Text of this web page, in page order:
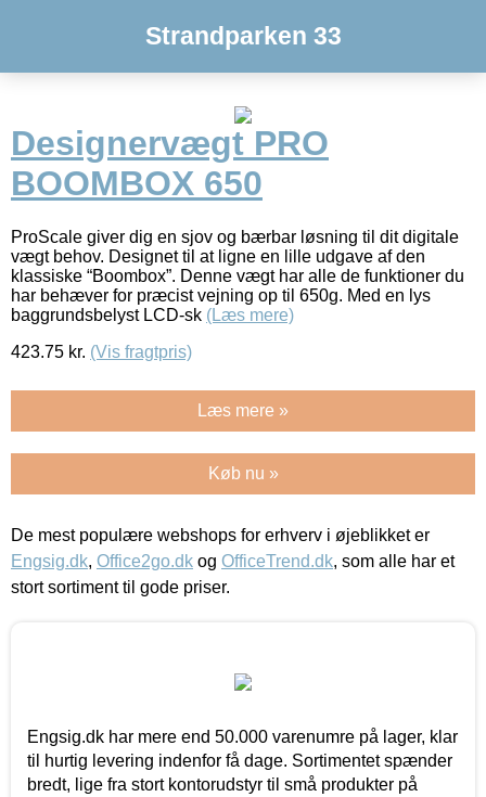
Strandparken 33
Designervægt PRO
BOOMBOX 650
ProScale giver dig en sjov og bærbar løsning til dit digitale
vægt behov. Designet til at ligne en lille udgave af den
klassiske “Boombox”. Denne vægt har alle de funktioner du
har behæver for præcist vejning op til 650g. Med en lys
baggrundsbelyst LCD-sk (Læs mere)
423.75 kr. (Vis fragtpris)
Læs mere »
Køb nu »
De mest populære webshops for erhverv i øjeblikket er
Engsig.dk, Office2go.dk og OfficeTrend.dk, som alle har et
stort sortiment til gode priser.
Engsig.dk har mere end 50.000 varenumre på lager, klar
til hurtig levering indenfor få dage. Sortimentet spænder
bredt, lige fra stort kontorudstyr til små produkter på